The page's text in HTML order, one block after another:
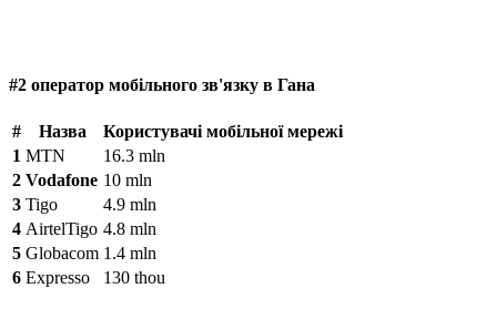
#2 оператор мобільного зв'язку в Гана
# Назва
Користувачі мобільної мережі
1 MTN
16.3 mln
2 Vodafone 10 mln
3 Tigo
4.9 mln
4 AirtelTigo 4.8 mln
5 Globacom 1.4 mln
6 Expresso 130 thou